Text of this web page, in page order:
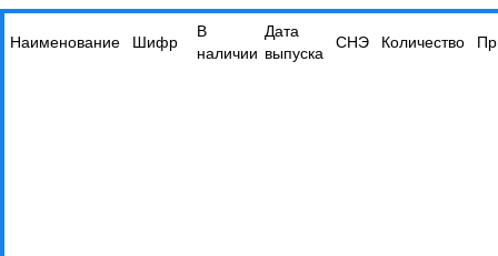
Наименование Шифр
В
наличии
Дата
выпуска СНЭ Количество